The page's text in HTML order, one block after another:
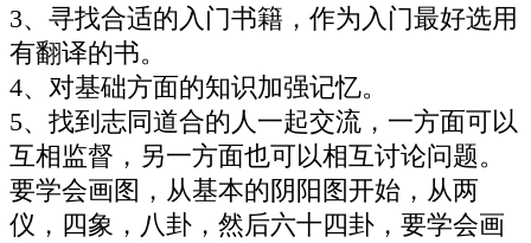
3、寻找合适的入门书籍，作为入门最好选用
有翻译的书。
4、对基础方面的知识加强记忆。
5、找到志同道合的人一起交流，一方面可以
互相监督，另一方面也可以相互讨论问题。
要学会画图，从基本的阴阳图开始，从两
仪，四象，八卦，然后六十四卦，要学会画